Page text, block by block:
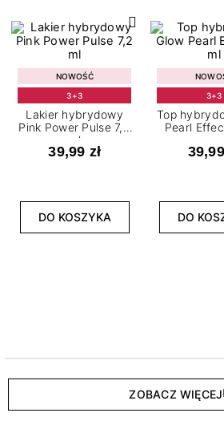
NOWOŚĆ
3+3
Lakier hybrydowy
Pink Power Pulse 7,2
ml
39,99 zł
DO KOSZYKA
3+3
Top
Pearl
DO
ZOBACZ WIĘCEJ